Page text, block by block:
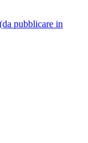
pubblicare in